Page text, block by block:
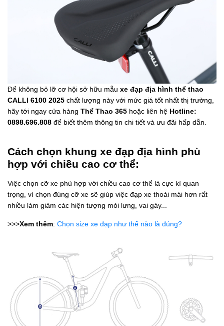
Để không bỏ lỡ cơ hội sở hữu mẫu xe đạp địa hình thể thao
CALLI 6100 2025 chất lượng này với mức giá tốt nhất thị trường,
hãy tới ngay cửa hàng Thể Thao 365 hoặc liên hệ Hotline:
0898.696.808 để biết thêm thông tin chi tiết và ưu đãi hấp dẫn.
Cách chọn khung xe đạp địa hình phù
hợp với chiều cao cơ thể:
Việc chọn cỡ xe phù hợp với chiều cao cơ thể là cực kì quan
trọng, vì chọn đúng cỡ xe sẽ giúp việc đạp xe thoải mái hơn rất
nhiều làm giảm các hiện tượng mỏi lưng, vai gáy...
>>>Xem thêm: Chọn size xe đạp như thế nào là đúng?